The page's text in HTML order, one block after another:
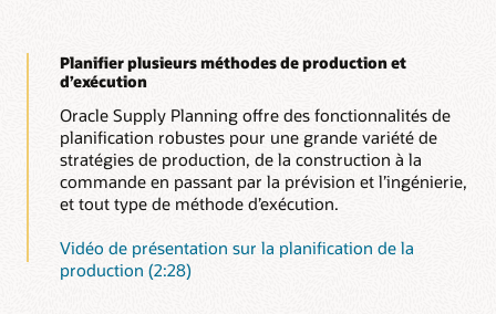
Planifier plusieurs méthodes de production et
d’exécution
Oracle Supply Planning offre des fonctionnalités de
planification robustes pour une grande variété de
stratégies de production, de la construction à la
commande en passant par la prévision et l’ingénierie,
et tout type de méthode d’exécution.
Vidéo de présentation sur la planification de la
production (2:28)